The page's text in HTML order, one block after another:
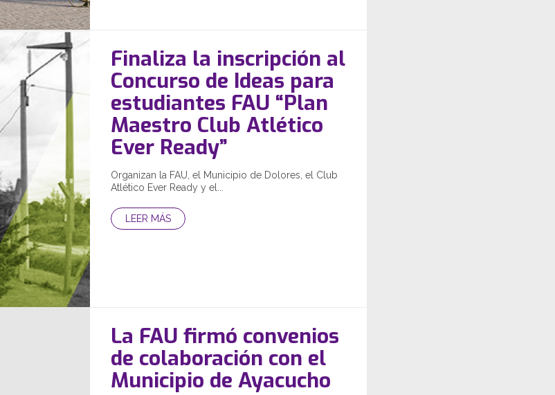
Finaliza la inscripción al
Concurso de Ideas para
estudiantes FAU “Plan
Maestro Club Atlético
Ever Ready”
Organizan la FAU, el Municipio de Dolores, el Club
Atlético Ever Ready y el...
LEER MÁS
La FAU firmó convenios
de colaboración con el
Municipio de Ayacucho